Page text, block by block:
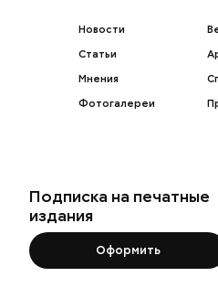
Новости
Статьи
Мнения
Фотогалереи
Подписка на печатные
издания
Оформить